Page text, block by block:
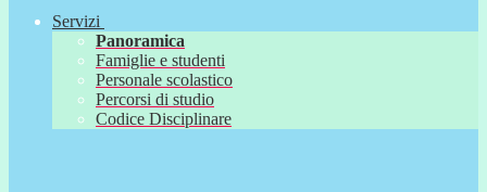
Servizi
Panoramica
Famiglie e studenti
Personale scolastico
Percorsi di studio
Codice Disciplinare